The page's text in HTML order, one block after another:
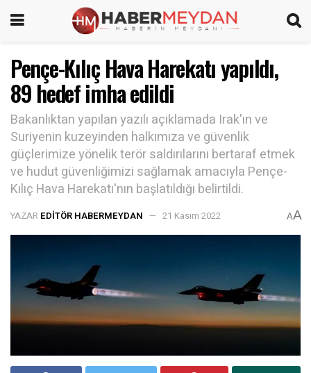
Pençe-Kılıç Hava Harekatı yapıldı,
89 hedef imha edildi
Bakanlıktan yapılan yazılı açıklamada Irak'ın ve
Suriyenin kuzeyinden halkımıza ve güvenlik
güçlerimize yönelik terör saldırılarını bertaraf etmek
ve hudut güvenliğimizi sağlamak amacıyla Pençe-
Kılıç Hava Harekatı'nın başlatıldığı belirtildi.
YAZAR EDITÖR HABERMEYDAN 21 Kasım 2022 AA